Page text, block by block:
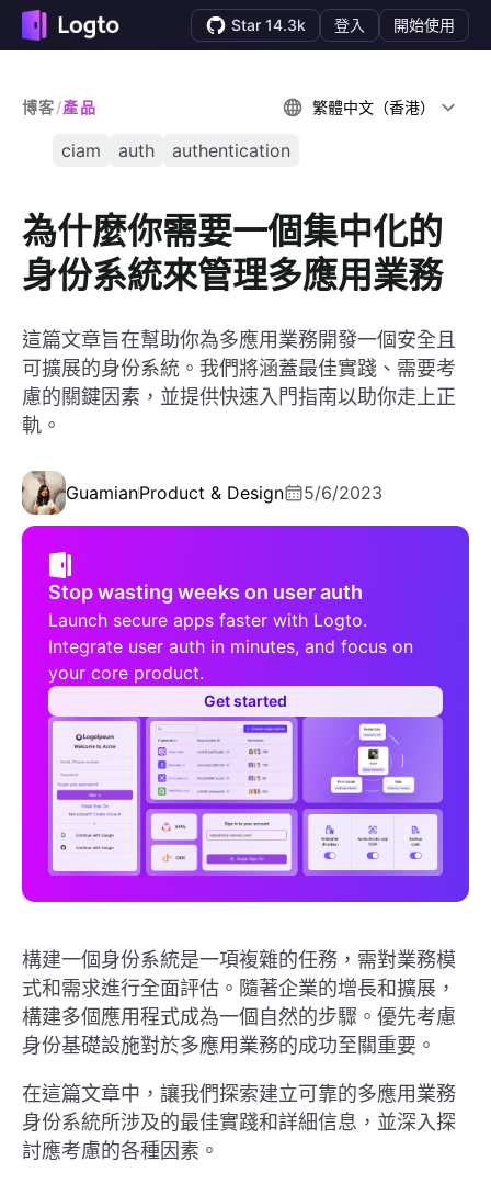
Star 14.3k 登入 開始使用
博客/產品 繁體中文（香港）
ciam auth authentication
為什麼你需要一個集中化的
身份系統來管理多應用業務
這篇文章旨在幫助你為多應用業務開發一個安全且
可擴展的身份系統。我們將涵蓋最佳實踐、需要考
慮的關鍵因素，並提供快速入門指南以助你走上正
軌。
GuamianProduct & Design 5/6/2023
Stop wasting weeks on user auth
Launch secure apps faster with Logto.
Integrate user auth in minutes, and focus on
your core product.
Get started
構建一個身份系統是一項複雜的任務，需對業務模
式和需求進行全面評估。隨著企業的增長和擴展，
構建多個應用程式成為一個自然的步驟。優先考慮
身份基礎設施對於多應用業務的成功至關重要。
在這篇文章中，讓我們探索建立可靠的多應用業務
身份系統所涉及的最佳實踐和詳細信息，並深入探
討應考慮的各種因素。